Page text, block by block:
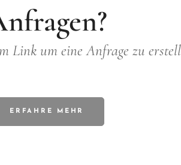
Link um eine Anfrage zu
ERFAHRE MEHR